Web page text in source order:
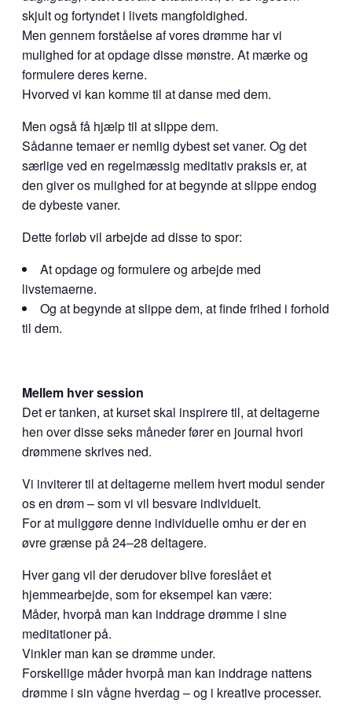
skjult og fortyndet i livets mangfoldighed.
Men gennem forståelse af vores drømme har vi
mulighed for at opdage disse mønstre. At mærke og
formulere deres kerne.
Hvorved vi kan komme til at danse med dem.
Men også få hjælp til at slippe dem.
Sådanne temaer er nemlig dybest set vaner. Og det
særlige ved en regelmæssig meditativ praksis er, at
den giver os mulighed for at begynde at slippe endog
de dybeste vaner.
Dette forløb vil arbejde ad disse to spor:
At opdage og formulere og arbejde med
livstemaerne.
Og at begynde at slippe dem, at finde frihed i forhold
til dem.
Mellem hver session
Det er tanken, at kurset skal inspirere til, at deltagerne
hen over disse seks måneder fører en journal hvori
drømmene skrives ned.
Vi inviterer til at deltagerne mellem hvert modul sender
os en drøm – som vi vil besvare individuelt.
For at muliggøre denne individuelle omhu er der en
øvre grænse på 24–28 deltagere.
Hver gang vil der derudover blive foreslået et
hjemmearbejde, som for eksempel kan være:
Måder, hvorpå man kan inddrage drømme i sine
meditationer på.
Vinkler man kan se drømme under.
Forskellige måder hvorpå man kan inddrage nattens
drømme i sin vågne hverdag – og i kreative processer.